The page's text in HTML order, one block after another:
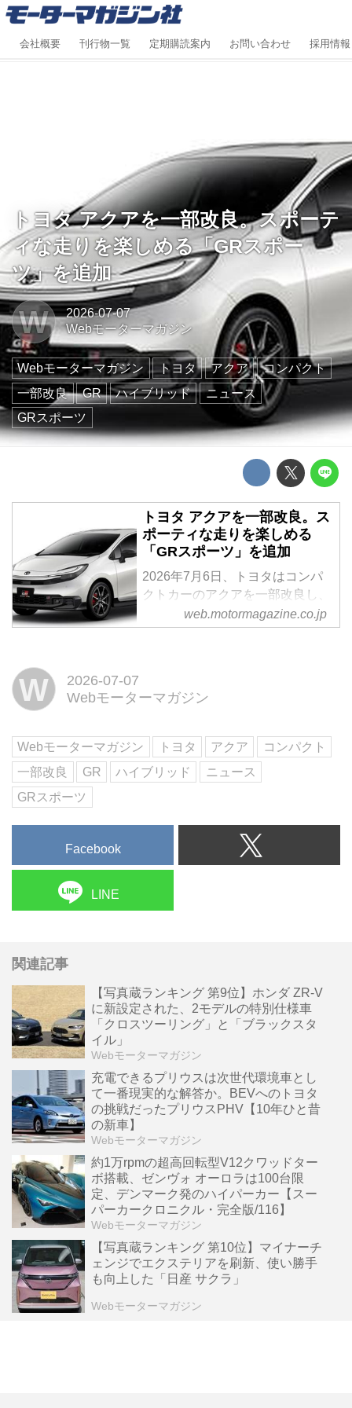
会社概要 刊行物一覧 定期購読案内 お問い合わせ 採用情報
トヨタ アクアを一部改良。スポーテ
ィな走りを楽しめる「GRスポー
ツ」を追加
W
2026-07-07
Webモーターマガジン
Webモーターマガジン トヨタ アクア
コンパクト
一部改良
GR ハイブリッド
ニュース
GRスポーツ
トヨタ アクアを一部改良。ス
ポーティな走りを楽しめる
「GRスポーツ」を追加
2026年7月6日、トヨタはコンパ
クトカーのアクアを一部改良し、
あらたなグレード「GRスポーツ
(SPORT)」を追加して発売した。
web.motormagazine.co.jp
W
2026-07-07
Webモーターマガジン
Webモーターマガジン トヨタ アクア
コンパクト
一部改良
GR ハイブリッド
ニュース
GRスポーツ
Facebook
LINE
関連記事
【写真蔵ランキング 第9位】ホンダ ZR-V
に新設定された、2モデルの特別仕様車
「クロスツーリング」と「ブラックスタ
イル」
Webモーターマガジン
充電できるプリウスは次世代環境車とし
て一番現実的な解答か。BEVへのトヨタ
の挑戦だったプリウスPHV【10年ひと昔
の新車】
Webモーターマガジン
約1万rpmの超高回転型V12クワッドター
ボ搭載、ゼンヴォ オーロラは100台限
定、デンマーク発のハイパーカー【スー
パーカークロニクル・完全版/116】
Webモーターマガジン
【写真蔵ランキング 第10位】マイナーチ
ェンジでエクステリアを刷新、使い勝手
も向上した「日産 サクラ」
Webモーターマガジン